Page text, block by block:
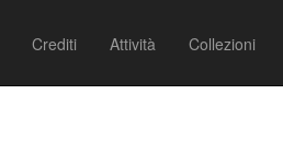
Crediti Attività Collezioni